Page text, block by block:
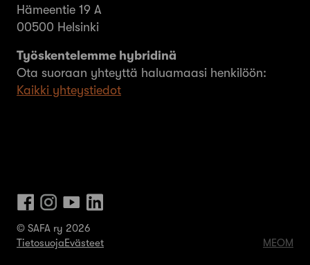
Hämeentie 19 A
00500 Helsinki
Työskentelemme hybridinä
Ota suoraan yhteyttä haluamaasi henkilöön:
Kaikki yhteystiedot
© SAFA ry 2026
TietosuojaEvästeet MEOM